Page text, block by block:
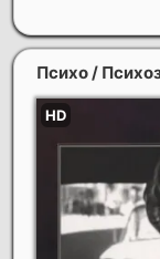
Психо /